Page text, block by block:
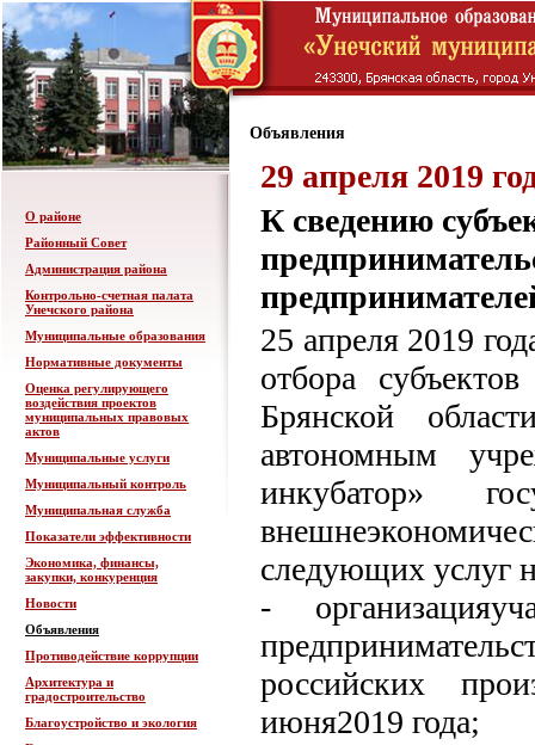
О районе
Районный Совет
Администрация района
Контрольно-счетная палата
Унечского района
Муниципальные образования
Нормативные документы
Оценка регулирующего
воздействия проектов
муниципальных правовых
актов
Муниципальные услуги
Муниципальный контроль
Муниципальная служба
Показатели эффективности
Экономика, финансы,
закупки, конкуренция
Новости
Объявления
Противодействие коррупции
Архитектура и
градостроительство
Благоустройство и экология
Объявления
29 апреля 2019
К сведению
25 апреля 2019
отбора
Брянской
автономным
инкубатор»
следующих услуг
-
российских
июня2019 года;